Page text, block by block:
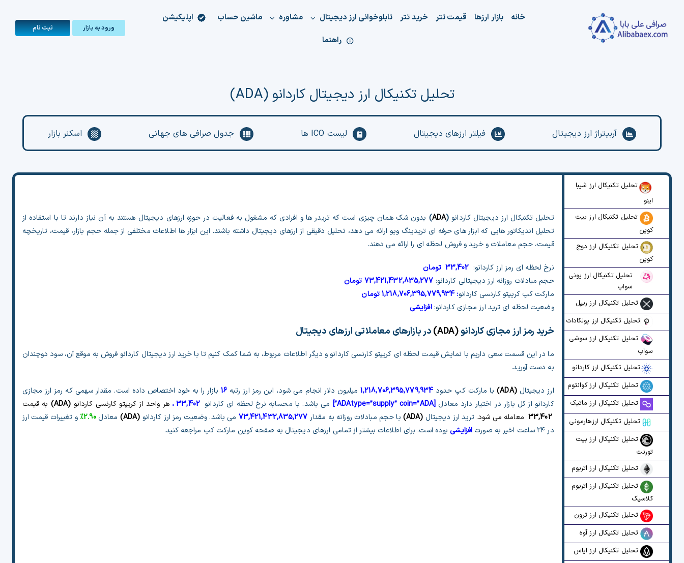
content
خانه بازار ارزها قیمت تتر خرید تتر تابلوخوانی ارز دیجیتال مشاوره ماشین حساب
اپلیکیشن
راهنما
ورود به بازار ثبت‌ نام
تحلیل تکنیکال ارز دیجیتال کاردانو (ADA)
آربیتراژ ارز دیجیتال فیلتر ارزهای دیجیتال لیست ICO ها جدول صرافی های جهانی اسکنر بازار
تحلیل تکنیکال ارز شیبا
اینو
تحلیل تکنیکال ارز بیت
کوین
تحلیل تکنیکال ارز دوج
کوین
تحلیل تکنیکال ارز یونی
سواپ
تحلیل تکنیکال ارز ریپل
تحلیل تکنیکال ارز پولکادات
تحلیل تکنیکال ارز سوشی
سواپ
تحلیل تکنیکال ارز کاردانو
تحلیل تکنیکال ارز کوانتوم
تحلیل تکنیکال ارز ماتیک
تحلیل تکنیکال ارزهارمونی
تحلیل تکنیکال ارز بیت
تورنت
تحلیل تکنیکال ارز اتریوم
تحلیل تکنیکال ارز اتریوم
کلاسیک
تحلیل تکنیکال ارز ترون
تحلیل تکنیکال ارز آوه
تحلیل تکنیکال ارز ایاس
تحلیل تکنیکال ارز دیجیتال کاردانو (
ADA
) بدون شک همان چیزی است که تریدر ها و افرادی که مشغول به فعالیت در حوزه ارزهای دیجیتال هستند به آن نیاز دارند تا با استفاده از
تحلیل اندیکاتور هایی که ابزار های حرفه ای تریدینگ ویو ارائه می دهد، تحلیل دقیقی از ارزهای دیجیتال داشته باشند. این ابزار ها اطلاعات مختلفی از جمله حجم بازار، قیمت، تاریخچه
قیمت، حجم معاملات و خرید و فروش لحظه ای را ارائه می دهند.
نرخ لحظه ای رمز ارز کاردانو: 33,402 تومان
حجم مبادلات روزانه ارز دیجیتالی کاردانو: 73,421,432,835,277 تومان
مارکت کپ کریپتو کارنسی کاردانو:
1,218,706,395,779,934تومان
وضعیت لحظه ای ترید ارز مجازی کاردانو:افزایشی
خرید رمز ارز مجازی کاردانو(
ADA
)در بازارهای معاملاتی ارزهای دیجیتال
ما در این قسمت سعی داریم با نمایش قیمت لحظه ای کریپتو کارنسی کاردانو و دیگر اطلاعات مربوط، به شما کمک کنیم تا با خرید ارز دیجیتال کاردانو فروش به موقع آن، سود دوچندان
به دست آورید.
ارز دیجیتال(
ADA
) با مارکت کپ حدود 1,218,706,395,779,934 میلیون دلار انجام می شود، این رمز ارز رتبه 16 بازار را به خود اختصاص داده است. مقدار سهمی که رمز ارز مجازی
کاردانو از کل بازار در اختیار دارد معادل [ADAtype=”supply” coin=”ADA”] می باشد. با محسابه نرخ لحظه ای کاردانو 33,402 ،هر واحد از کریپتو کارنسی کاردانو (
ADA
) به قیمت
33,402 معامله می شود.ترید ارز دیجیتال (
ADA
) با حجم مبادلات روزانه به مقدار 73,421,432,835,277 می باشد. وضعیت رمز ارز کاردانو (
ADA
) معادل2.90% و تغییرات قیمت ارز
در ۲۴ ساعت اخیر به صورت
افزایشیبوده است. برای اطلاعات بیشتر از تمامی ارزهای دیجیتال به صفحه کوین مارکت کپ مراجعه کنید.